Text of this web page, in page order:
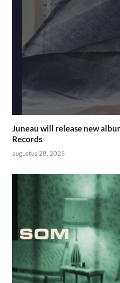
Juneau will release new
Records
augustus 28, 2025